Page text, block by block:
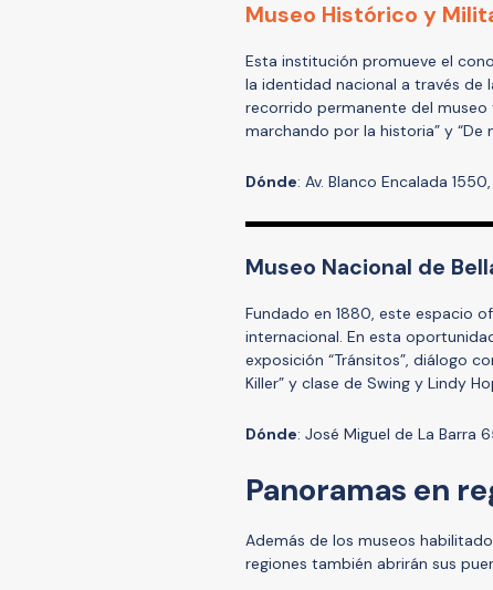
Museo Histórico y
Esta institución promueve el
la identidad nacional a través de
recorrido permanente del museo
marchando por la historia” y “De
Dónde: Av. Blanco Encalada
Museo Nacional de
Fundado en 1880, este espacio
internacional. En esta
exposición “Tránsitos”, diálogo
Killer” y clase de Swing y Lindy
Dónde: José Miguel de La Barra
Panoramas en
Además de los museos
regiones también abrirán sus